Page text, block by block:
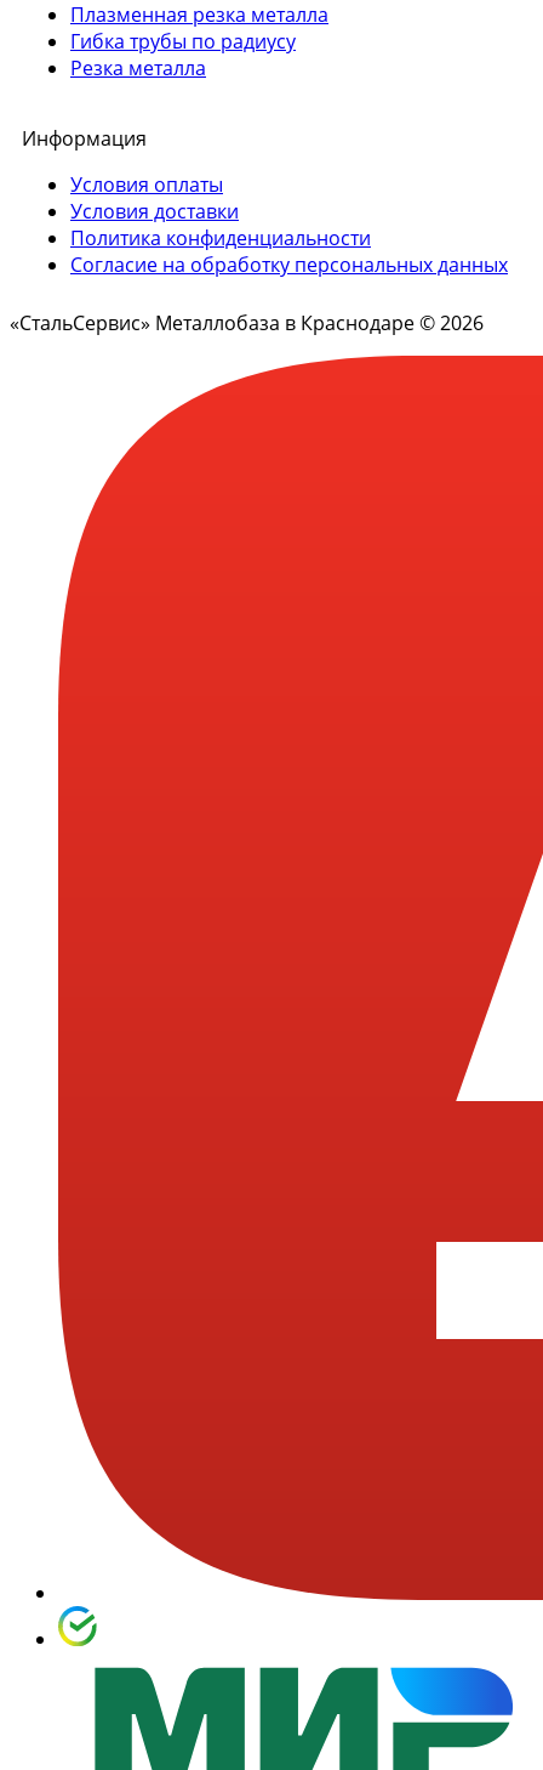
Плазменная резка металла
Гибка трубы по радиусу
Резка металла
Информация
Условия оплаты
Условия доставки
Политика конфиденциальности
Согласие на обработку персональных данных
«СтальСервис» Металлобаза в Краснодаре © 2026